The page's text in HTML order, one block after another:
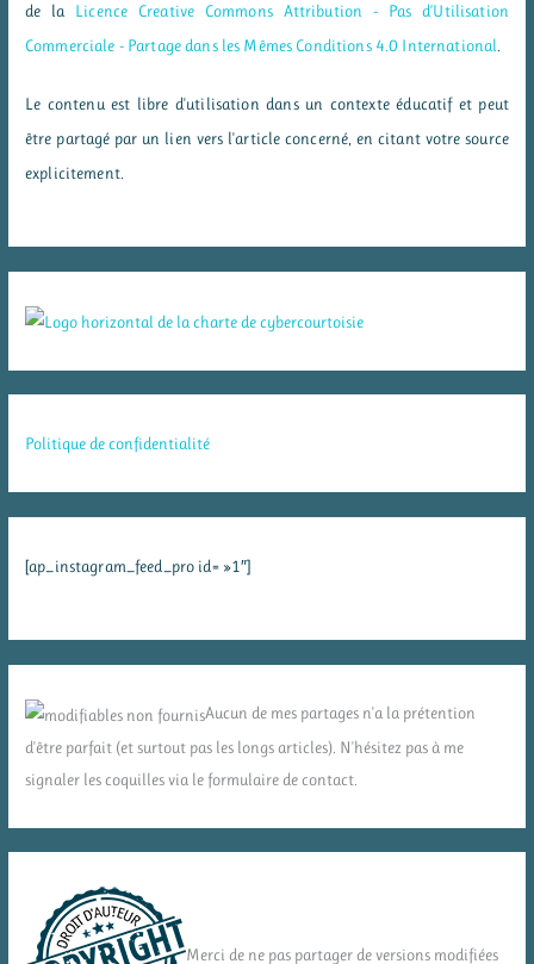
de la Licence Creative Commons Attribution - Pas d’Utilisation
Commerciale - Partage dans les Mêmes Conditions 4.0 International
Le contenu est libre d'utilisation dans un contexte éducatif et peut
être partagé par un lien vers l'article concerné, en citant votre source
explicitement.
Politique de confidentialité
[ap_instagram_feed_pro id= »1″]
Aucun de mes partages n'a la prétention
d'être parfait (et surtout pas les longs articles). N'hésitez pas à me
signaler les coquilles via le formulaire de contact.
Merci de ne pas partager de versions modifiées